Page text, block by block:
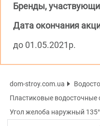
Бренды,
Дата окончания
до 01.05.2021р.
dom-stroy.com.ua
Пластиковые водосточные
Угол желоба наружный